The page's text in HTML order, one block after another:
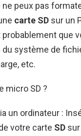
peux pas
carte SD sur un
probablement que
système de
etc.
micro SD ?
un ordinateur :
votre carte SD